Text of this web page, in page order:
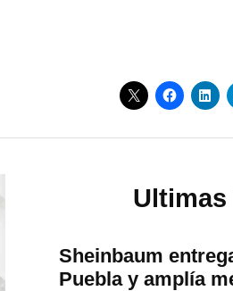
Ultimas
Sheinbaum
Puebla y amplía